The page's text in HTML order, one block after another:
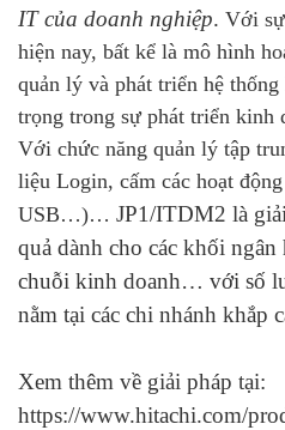
IT của doanh nghiệp. Với
hiện nay, bất kể là mô hình
quản lý và phát triển hệ
trọng trong sự phát triển kinh
Với chức năng quản lý tập
liệu Login, cấm các hoạt
USB…)… JP1/ITDM2 là
quả dành cho các khối ngân
chuỗi kinh doanh… với số
nằm tại các chi nhánh khắp
Xem thêm về giải pháp tại:
https://www.hitachi.com/